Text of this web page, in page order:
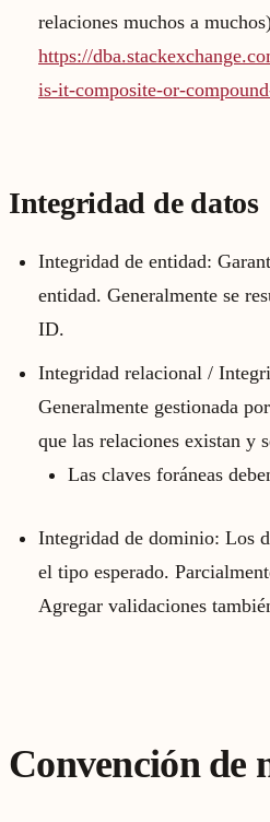
relaciones muchos a
https://
is-it-composite-or-
Integridad de datos
Integridad de entidad:
entidad. Generalmente se
ID.
Integridad relacional /
Generalmente gestionada
que las relaciones existan y
Las claves foráneas
Integridad de dominio: Los
el tipo esperado.
Agregar validaciones
Convención de